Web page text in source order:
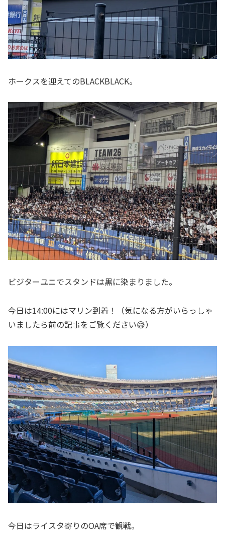
ホークスを迎えてのBLACKBLACK。
ビジターユニでスタンドは黒に染まりました。
今日は14:00にはマリン到着！（気になる方がいらっしゃ
いましたら前の記事をご覧ください😅）
今日はライスタ寄りのOA席で観戦。